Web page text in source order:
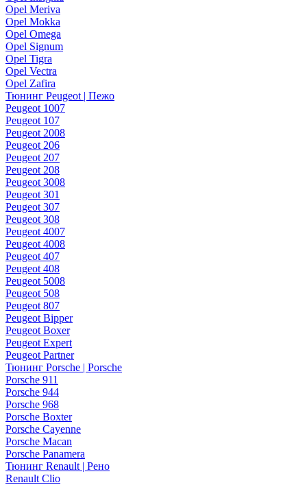
Opel Meriva
Opel Mokka
Opel Omega
Opel Signum
Opel Tigra
Opel Vectra
Opel Zafira
Тюнинг Peugeot | Пежо
Peugeot 1007
Peugeot 107
Peugeot 2008
Peugeot 206
Peugeot 207
Peugeot 208
Peugeot 3008
Peugeot 301
Peugeot 307
Peugeot 308
Peugeot 4007
Peugeot 4008
Peugeot 407
Peugeot 408
Peugeot 5008
Peugeot 508
Peugeot 807
Peugeot Bipper
Peugeot Boxer
Peugeot Expert
Peugeot Partner
Тюнинг Porsche | Porsche
Porsche 911
Porsche 944
Porsche 968
Porsche Boxter
Porsche Cayenne
Porsche Macan
Porsche Panamera
Тюнинг Renault | Рено
Renault Clio